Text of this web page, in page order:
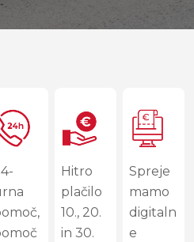
Hitro
plačilo
10., 20.
in 30.
Spreje
mamo
digitaln
e